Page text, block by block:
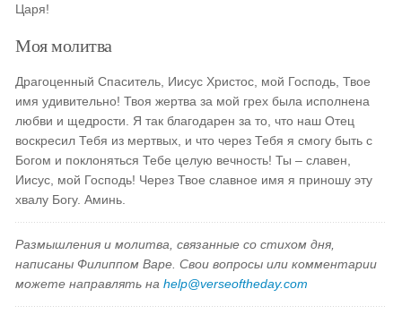
Царя!
Моя молитва
Драгоценный Спаситель, Иисус Христос, мой Господь, Твое
имя удивительно! Твоя жертва за мой грех была исполнена
любви и щедрости. Я так благодарен за то, что наш Отец
воскресил Тебя из мертвых, и что через Тебя я смогу быть с
Богом и поклоняться Тебе целую вечность! Ты – славен,
Иисус, мой Господь! Через Твое славное имя я приношу эту
хвалу Богу. Аминь.
Размышления и молитва, связанные со стихом дня,
написаны Филиппом Варе. Свои вопросы или комментарии
можете направлять наhelp@verseoftheday.com